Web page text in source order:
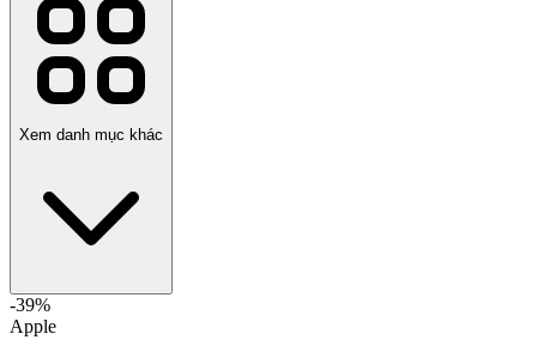
Xem danh mục khác
-39%
Apple